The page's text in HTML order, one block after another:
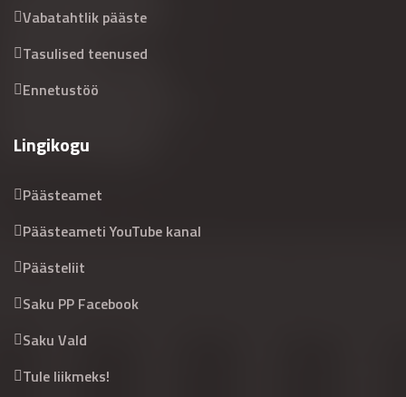
Vabatahtlik pääste
Tasulised teenused
Ennetustöö
Lingikogu
Päästeamet
Päästeameti YouTube kanal
Päästeliit
Saku PP Facebook
Saku Vald
Tule liikmeks!